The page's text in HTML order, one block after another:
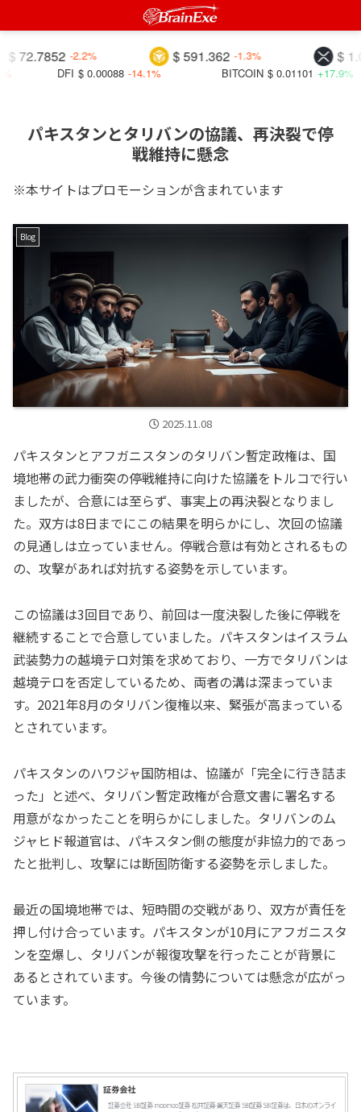
$
$ 591.362 -1.3%
-2.2%
BITCOIN $ 0.01101 +17.9%
$ 0.00088 -14.1%
パキスタンとタリバンの協議、再決裂で停
戦維持に懸念
※本サイトはプロモーションが含まれています
Blog
2025.11.08
パキスタンとアフガニスタンのタリバン暫定政権は、国
境地帯の武力衝突の停戦維持に向けた協議をトルコで行い
ましたが、合意には至らず、事実上の再決裂となりまし
た。双方は8日までにこの結果を明らかにし、次回の協議
の見通しは立っていません。停戦合意は有効とされるもの
の、攻撃があれば対抗する姿勢を示しています。
この協議は3回目であり、前回は一度決裂した後に停戦を
継続することで合意していました。パキスタンはイスラム
武装勢力の越境テロ対策を求めており、一方でタリバンは
越境テロを否定しているため、両者の溝は深まっていま
す。2021年8月のタリバン復権以来、緊張が高まっている
とされています。
パキスタンのハワジャ国防相は、協議が「完全に行き詰ま
った」と述べ、タリバン暫定政権が合意文書に署名する
用意がなかったことを明らかにしました。タリバンのム
ジャヒド報道官は、パキスタン側の態度が非協力的であっ
たと批判し、攻撃には断固防衛する姿勢を示しました。
最近の国境地帯では、短時間の交戦があり、双方が責任を
押し付け合っています。パキスタンが10月にアフガニスタ
ンを空爆し、タリバンが報復攻撃を行ったことが背景に
あるとされています。今後の情勢については懸念が広がっ
ています。